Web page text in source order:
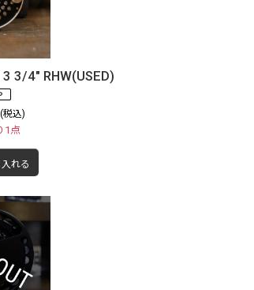
3 3/4" RHW(USED)
(税込)
1点
れる